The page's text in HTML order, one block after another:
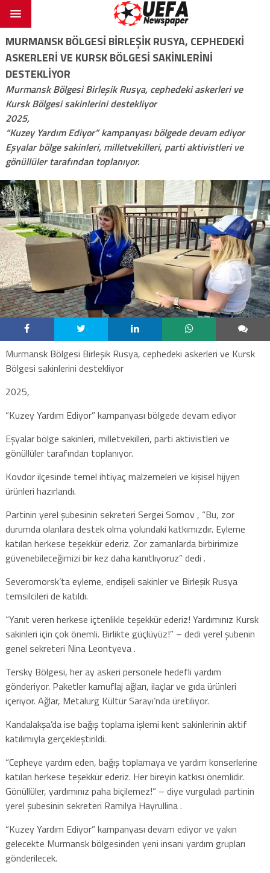
MURMANSK BÖLGESI BIRLEŞIK RUSYA, CEPHEDEKI
ASKERLERI VE KURSK BÖLGESI SAKINLERINI
DESTEKLIYOR
Murmansk Bölgesi Birleşik Rusya, cephedeki askerleri ve
Kursk Bölgesi sakinlerini destekliyor
2025,
“Kuzey Yardım Ediyor” kampanyası bölgede devam ediyor
Eşyalar bölge sakinleri, milletvekilleri, parti aktivistleri ve
gönüllüler tarafından toplanıyor.
Murmansk Bölgesi Birleşik Rusya, cephedeki askerleri ve Kursk
Bölgesi sakinlerini destekliyor
2025,
“Kuzey Yardım Ediyor” kampanyası bölgede devam ediyor
Eşyalar bölge sakinleri, milletvekilleri, parti aktivistleri ve
gönüllüler tarafından toplanıyor.
Kovdor ilçesinde temel ihtiyaç malzemeleri ve kişisel hijyen
ürünleri hazırlandı.
Partinin yerel şubesinin sekreteri Sergei Somov , “Bu, zor
durumda olanlara destek olma yolundaki katkımızdır. Eyleme
katılan herkese teşekkür ederiz. Zor zamanlarda birbirimize
güvenebileceğimizi bir kez daha kanıtlıyoruz” dedi .
Severomorsk’ta eyleme, endişeli sakinler ve Birleşik Rusya
temsilcileri de katıldı.
“Yanıt veren herkese içtenlikle teşekkür ederiz! Yardımınız Kursk
sakinleri için çok önemli. Birlikte güçlüyüz!” – dedi yerel şubenin
genel sekreteri Nina Leontyeva .
Tersky Bölgesi, her ay askeri personele hedefli yardım
gönderiyor. Paketler kamuflaj ağları, ilaçlar ve gıda ürünleri
içeriyor. Ağlar, Metalurg Kültür Sarayı’nda üretiliyor.
Kandalakşa’da ise bağış toplama işlemi kent sakinlerinin aktif
katılımıyla gerçekleştirildi.
“Cepheye yardım eden, bağış toplamaya ve yardım konserlerine
katılan herkese teşekkür ederiz. Her bireyin katkısı önemlidir.
Gönüllüler, yardımınız paha biçilemez!” – diye vurguladı partinin
yerel şubesinin sekreteri Ramilya Hayrullina .
“Kuzey Yardım Ediyor” kampanyası devam ediyor ve yakın
gelecekte Murmansk bölgesinden yeni insani yardım grupları
gönderilecek.